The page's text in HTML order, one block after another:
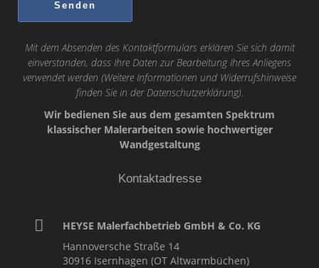
Mit dem Absenden des Kontaktformulars erklären Sie sich damit
einverstanden, dass Ihre Daten zur Bearbeitung Ihres Anliegens
verwendet werden (Weitere Informationen und Widerrufshinweise
finden Sie in der Datenschutzerklärung).
Wir bedienen Sie aus dem gesamten Spektrum
klassischer Malerarbeiten sowie hochwertiger
Wandgestaltung
Kontaktadresse
HEYSE Malerfachbetrieb GmbH & Co. KG
Hannoversche Straße 14
30916 Isernhagen (OT Altwarmbüchen)